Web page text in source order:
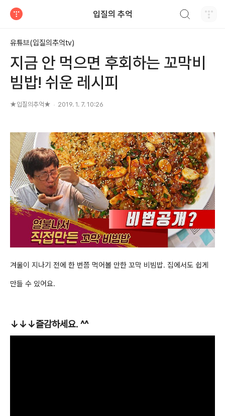
입질의 추억
유튜브(입질의추억tv)
지금 안 먹으면 후회하는 꼬막비
빔밥! 쉬운 레시피
★입질의추억★ 2019. 1. 7. 10:26
겨울이 지나기 전에 한 번쯤 먹어볼 만한 꼬막 비빔밥. 집에서도 쉽게
만들 수 있어요.
↓↓↓즐감하세요. ^^